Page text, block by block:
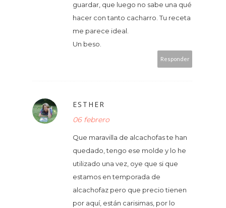
guardar, que luego no sabe una qué
hacer con tanto cacharro. Tu receta
me parece ideal.
Un beso.
Responder
ESTHER
06 febrero
Que maravilla de alcachofas te han
quedado, tengo ese molde y lo he
utilizado una vez, oye que si que
estamos en temporada de
alcachofaz pero que precio tienen
por aquí, están carisimas, por lo